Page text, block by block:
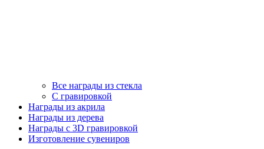
Все награды из стекла
С гравировкой
Награды из акрила
Награды из дерева
Награды с 3D гравировкой
Изготовление сувениров